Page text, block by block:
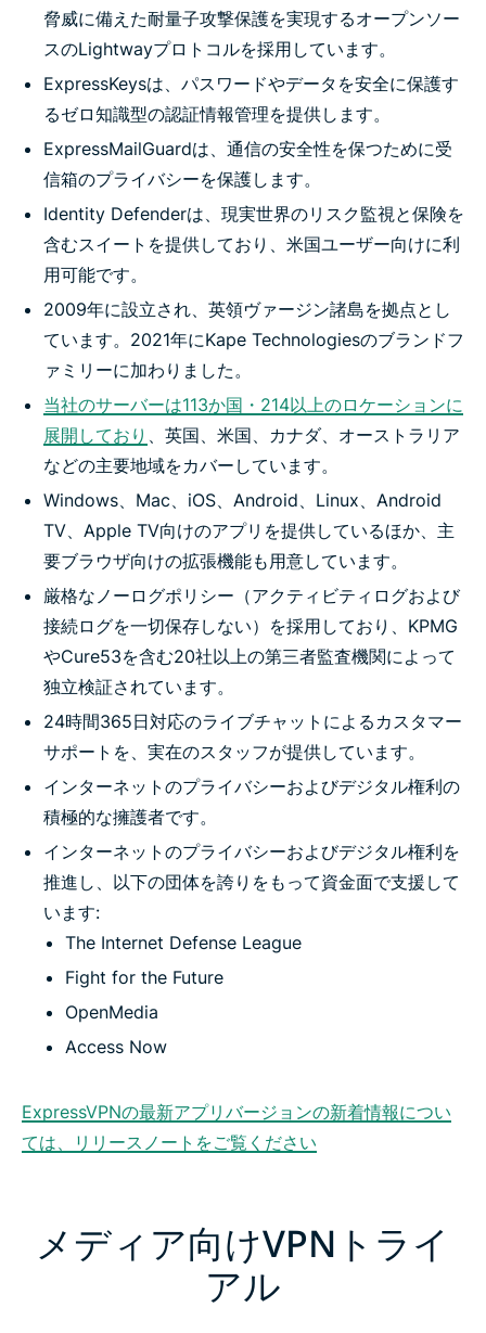
脅威に備えた耐量子攻撃保護を実現するオープンソー
スのLightwayプロトコルを採用しています。
ExpressKeysは、パスワードやデータを安全に保護す
るゼロ知識型の認証情報管理を提供します。
ExpressMailGuardは、通信の安全性を保つために受
信箱のプライバシーを保護します。
Identity Defenderは、現実世界のリスク監視と保険を
含むスイートを提供しており、米国ユーザー向けに利
用可能です。
2009年に設立され、英領ヴァージン諸島を拠点とし
ています。2021年にKape Technologiesのブランドフ
ァミリーに加わりました。
当社のサーバーは113か国・214以上のロケーションに
展開しており
、英国、米国、カナダ、オーストラリア
などの主要地域をカバーしています。
Windows、Mac、iOS、Android、Linux、Android
TV、Apple TV向けのアプリを提供しているほか、主
要ブラウザ向けの拡張機能も用意しています。
厳格なノーログポリシー（アクティビティログおよび
接続ログを一切保存しない）を採用しており、KPMG
やCure53を含む20社以上の第三者監査機関によって
独立検証されています。
24時間365日対応のライブチャットによるカスタマー
サポートを、実在のスタッフが提供しています。
インターネットのプライバシーおよびデジタル権利の
積極的な擁護者です。
インターネットのプライバシーおよびデジタル権利を
推進し、以下の団体を誇りをもって資金面で支援して
います:
The Internet Defense League
Fight for the Future
OpenMedia
Access Now
ExpressVPNの最新アプリバージョンの新着情報につい
ては、リリースノートをご覧ください
メディア向けVPNトライ
アル